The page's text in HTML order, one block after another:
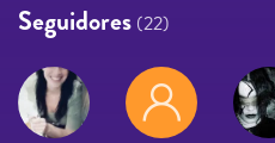
Seguidores (22)